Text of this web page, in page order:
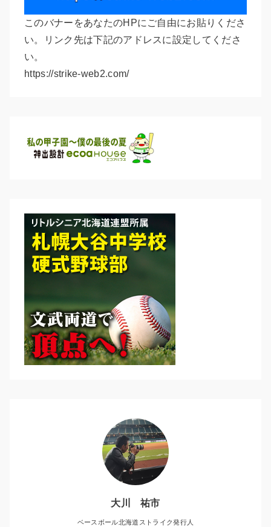
このバナーをあなたのHPにご自由にお貼りくださ
い。リンク先は下記のアドレスに設定してくださ
い。
https://strike-web2.com/
大川 祐市
ベースボール北海道ストライク発行人